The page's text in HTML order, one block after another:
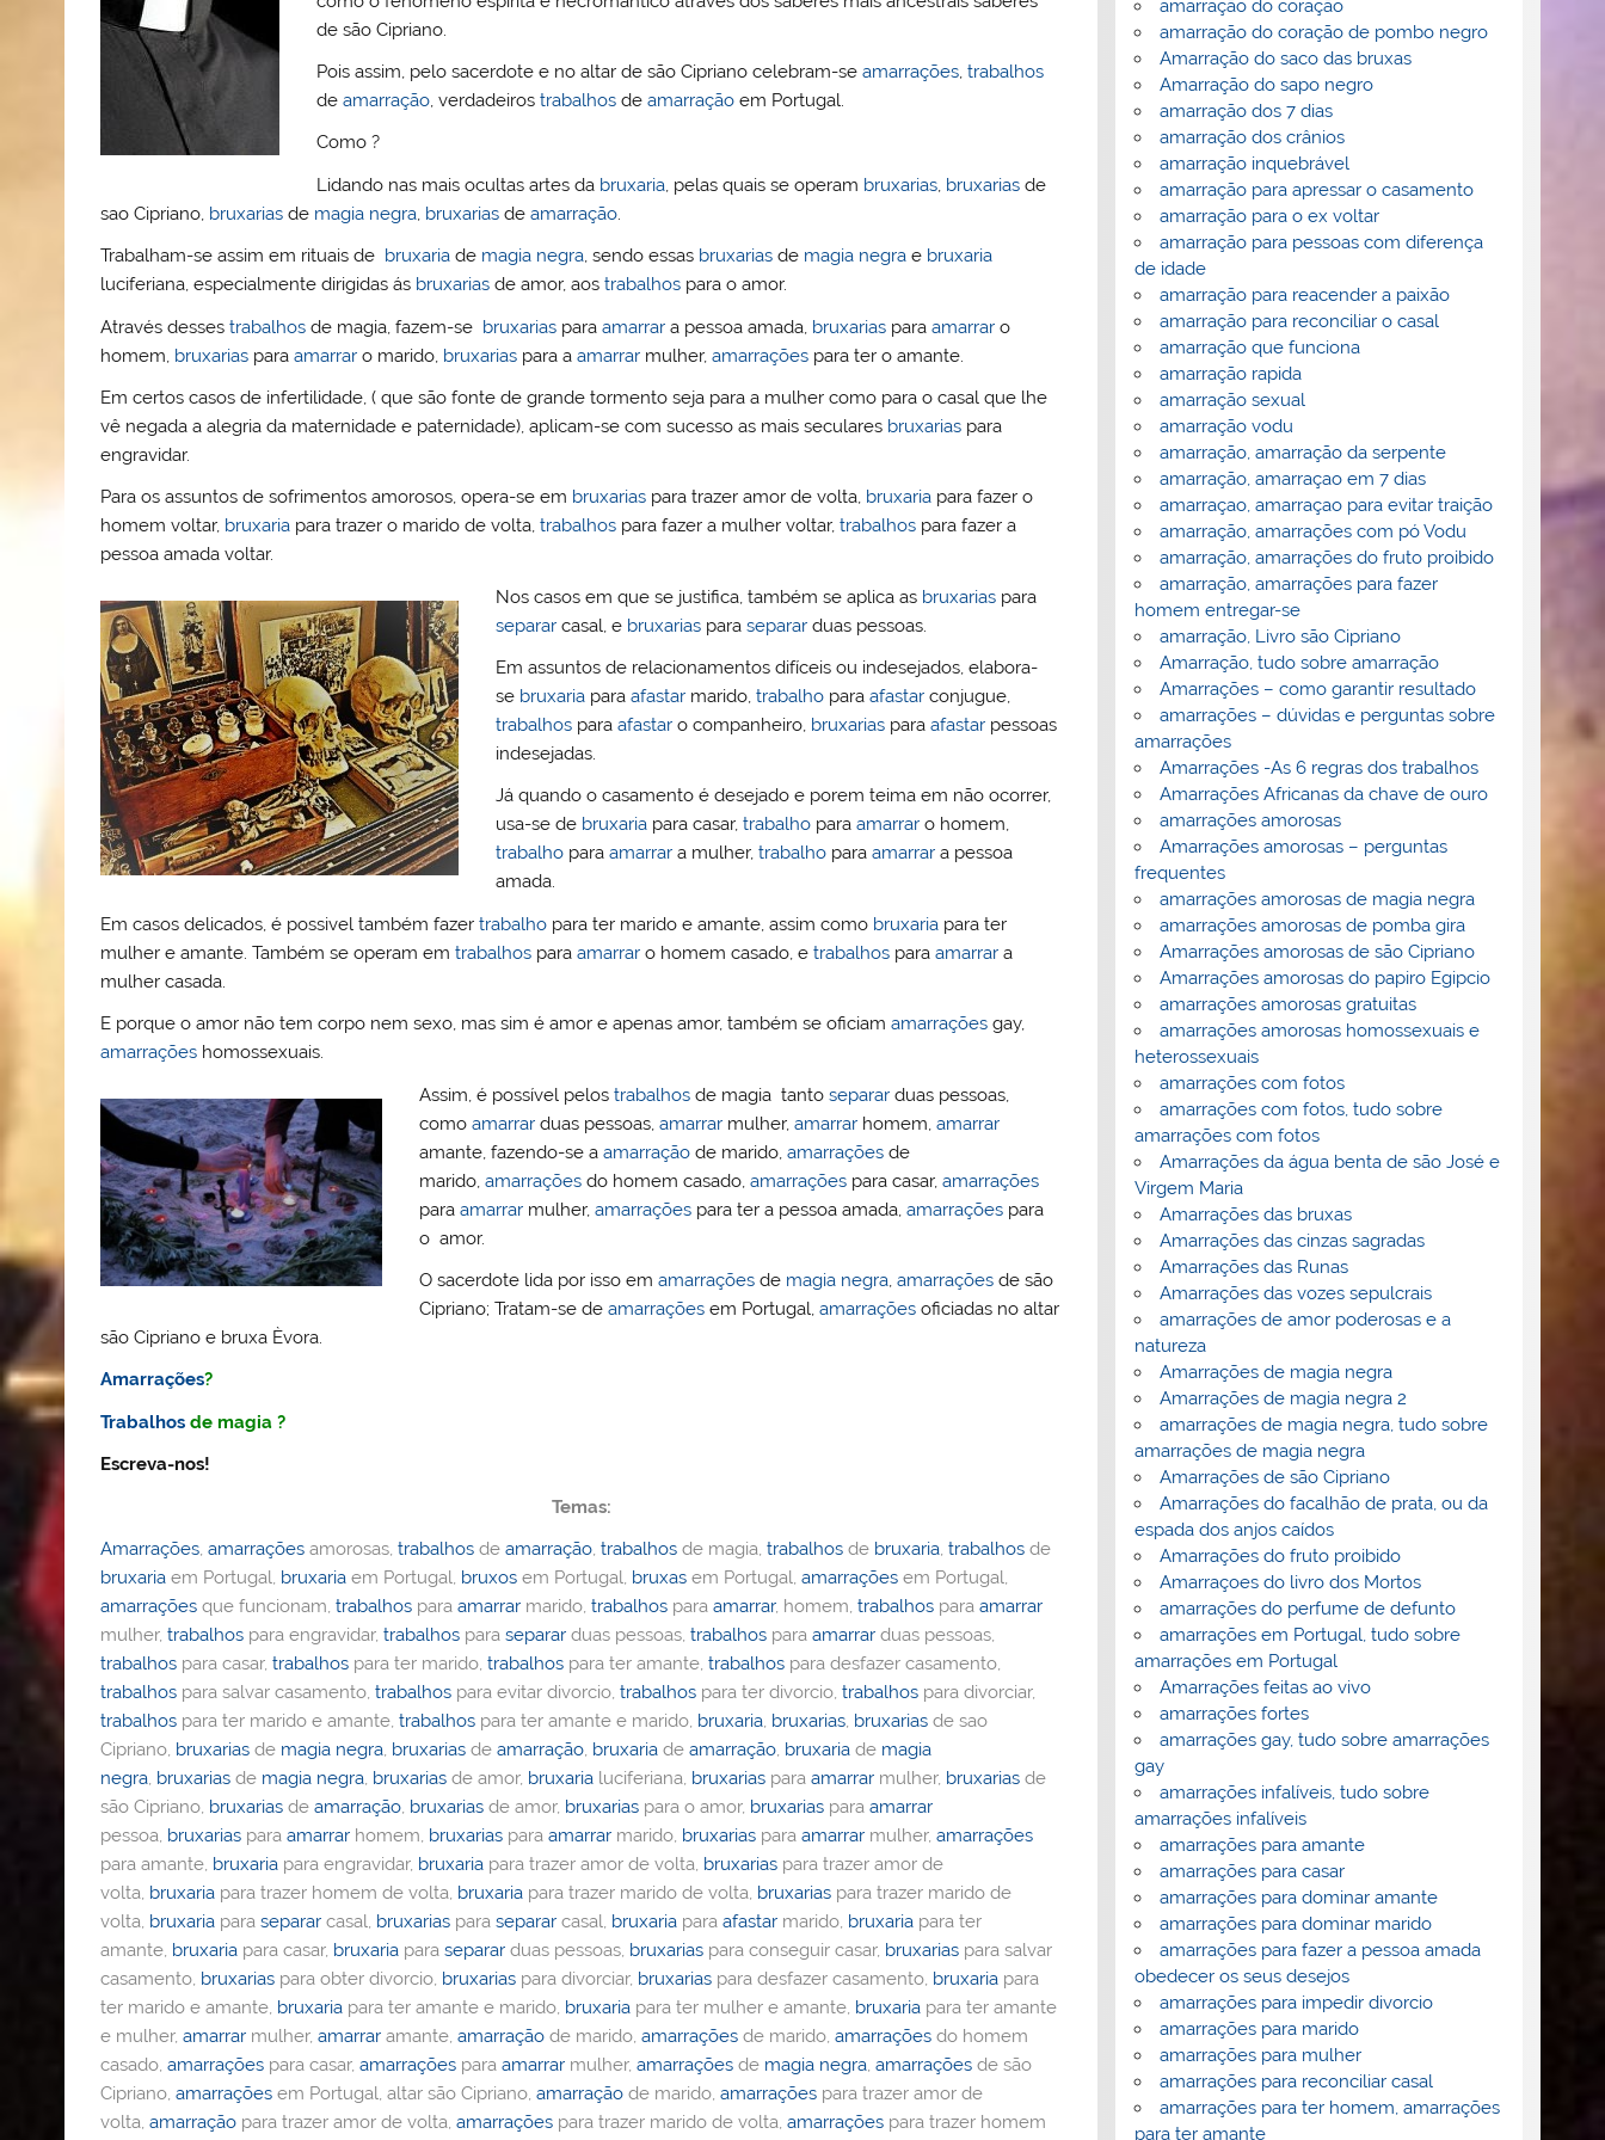
o
M
ai
st A
p
p
e
ss
k.
c
o
n
de são Cipriano.
Pois assim, pelo sacerdote e no altar de são Cipriano celebram-se amarrações, trabalhos
de amarração, verdadeiros trabalhosde amarraçãoem Portugal.
Como ?
Lidando nas mais ocultas artes da bruxaria, pelas quais se operam bruxarias, bruxariasde
sao Cipriano, bruxarias de magia negra, bruxarias deamarração.
Trabalham-se assim em rituais de bruxaria de magia negra, sendo essas bruxarias de magia negra e bruxaria
luciferiana, especialmente dirigidas ás bruxarias de amor, aostrabalhos para o amor.
Através dessestrabalhos de magia, fazem-se bruxarias paraamarrar a pessoa amada, bruxarias paraamarrar o
homem, bruxarias paraamarrar o marido, bruxarias para aamarrar mulher,amarrações para ter o amante.
Em certos casos de infertilidade, ( que são fonte de grande tormento seja para a mulher como para o casal que lhe
vê negada a alegria da maternidade e paternidade), aplicam-se com sucesso as mais seculares bruxarias para
engravidar.
Para os assuntos de sofrimentos amorosos, opera-se em bruxarias para trazer amor de volta, bruxaria para fazer o
homem voltar, bruxaria para trazer o marido de volta,trabalhos para fazer a mulher voltar,trabalhos para fazer a
pessoa amada voltar.
Nos casos em que se justifica, também se aplica as bruxariaspara
separarcasal, e bruxariaspara separarduas pessoas.
Em assuntos de relacionamentos difíceis ou indesejados, elabora-
se bruxariapara afastarmarido, trabalhopara afastarconjugue,
trabalhospara afastaro companheiro, bruxariaspara afastarpessoas
indesejadas.
Já quando o casamento é desejado e porem teima em não ocorrer,
usa-se de bruxariapara casar, trabalhopara amarraro homem,
trabalhopara amarrara mulher, trabalhopara amarrara pessoa
amada.
Em casos delicados, é possivel também fazertrabalho para ter marido e amante, assim como bruxaria para ter
mulher e amante. Também se operam emtrabalhos paraamarrar o homem casado, etrabalhos paraamarrar a
mulher casada.
E porque o amor não tem corpo nem sexo, mas sim é amor e apenas amor, também se oficiamamarrações gay,
amarrações homossexuais.
Assim, é possível pelos trabalhosde magia tanto separarduas pessoas,
como amarrarduas pessoas, amarrarmulher, amarrarhomem, amarrar
amante, fazendo-se a amarraçãode marido, amarraçõesde
marido, amarraçõesdo homem casado, amarraçõespara casar, amarrações
para amarrarmulher, amarraçõespara ter a pessoa amada, amarraçõespara
o amor.
O sacerdote lida por isso em amarraçõesde magia negra, amarraçõesde são
Cipriano; Tratam-se de amarraçõesem Portugal, amarraçõesoficiadas no altar
são Cipriano e bruxa Èvora.
Amarrações?
Trabalhos de magia ?
Escreva-nos!
Temas:
Amarrações,amarrações amorosas,trabalhos deamarração,trabalhos de magia,trabalhos de bruxaria,trabalhos de
bruxaria em Portugal, bruxaria em Portugal, bruxos em Portugal, bruxas em Portugal,amarrações em Portugal,
amarrações que funcionam,trabalhos paraamarrar marido,trabalhos paraamarrar, homem,trabalhos paraamarrar
mulher,trabalhos para engravidar,trabalhos paraseparar duas pessoas,trabalhos paraamarrar duas pessoas,
trabalhos para casar,trabalhos para ter marido,trabalhos para ter amante,trabalhos para desfazer casamento,
trabalhos para salvar casamento,trabalhos para evitar divorcio,trabalhos para ter divorcio,trabalhos para divorciar,
trabalhos para ter marido e amante,trabalhos para ter amante e marido, bruxaria, bruxarias, bruxarias de sao
Cipriano, bruxarias de magia negra, bruxarias deamarração, bruxaria deamarração, bruxaria de magia
negra, bruxarias de magia negra, bruxarias de amor, bruxaria luciferiana, bruxarias paraamarrar mulher, bruxarias de
são Cipriano, bruxarias deamarração, bruxarias de amor, bruxarias para o amor, bruxarias paraamarrar
pessoa, bruxarias paraamarrar homem, bruxarias paraamarrar marido, bruxarias paraamarrar mulher,amarrações
para amante, bruxaria para engravidar, bruxaria para trazer amor de volta, bruxarias para trazer amor de
volta, bruxaria para trazer homem de volta, bruxaria para trazer marido de volta, bruxarias para trazer marido de
volta, bruxaria paraseparar casal, bruxarias paraseparar casal, bruxaria paraafastar marido, bruxaria para ter
amante, bruxaria para casar, bruxaria paraseparar duas pessoas, bruxarias para conseguir casar, bruxarias para salvar
casamento, bruxarias para obter divorcio, bruxarias para divorciar, bruxarias para desfazer casamento, bruxaria para
ter marido e amante, bruxaria para ter amante e marido, bruxaria para ter mulher e amante, bruxaria para ter amante
e mulher,amarrar mulher,amarrar amante,amarração de marido,amarrações de marido,amarrações do homem
casado,amarrações para casar,amarrações paraamarrar mulher,amarrações de magia negra,amarrações de são
Cipriano,amarrações em Portugal, altar são Cipriano,amarração de marido,amarrações para trazer amor de
volta,amarração para trazer amor de volta,amarrações para trazer marido de volta,amarrações para trazer homem
amarração do coração
amarração do coração de pombo negro
Amarração do saco das bruxas
Amarração do sapo negro
amarração dos 7 dias
amarração dos crânios
amarração inquebrável
amarração para apressar o casamento
amarração para o ex voltar
amarração para pessoas com diferença
de idade
amarração para reacender a paixão
amarração para reconciliar o casal
amarração que funciona
amarração rapida
amarração sexual
amarração vodu
amarração, amarração da serpente
amarração, amarraçao em 7 dias
amarraçao, amarraçao para evitar traição
amarração, amarrações com pó Vodu
amarração, amarrações do fruto proibido
amarração, amarrações para fazer
homem entregar-se
amarração, Livro são Cipriano
Amarração, tudo sobre amarração
Amarrações – como garantir resultado
amarrações – dúvidas e perguntas sobre
amarrações
Amarrações -As 6 regras dos trabalhos
Amarrações Africanas da chave de ouro
amarrações amorosas
Amarrações amorosas – perguntas
frequentes
amarrações amorosas de magia negra
amarrações amorosas de pomba gira
Amarrações amorosas de são Cipriano
Amarrações amorosas do papiro Egipcio
amarrações amorosas gratuitas
amarrações amorosas homossexuais e
heterossexuais
amarrações com fotos
amarrações com fotos, tudo sobre
amarrações com fotos
Amarrações da água benta de são José e
Virgem Maria
Amarrações das bruxas
Amarrações das cinzas sagradas
Amarrações das Runas
Amarrações das vozes sepulcrais
amarrações de amor poderosas e a
natureza
Amarrações de magia negra
Amarrações de magia negra 2
amarrações de magia negra, tudo sobre
amarrações de magia negra
Amarrações de são Cipriano
Amarrações do facalhão de prata, ou da
espada dos anjos caídos
Amarrações do fruto proibido
Amarraçoes do livro dos Mortos
amarrações do perfume de defunto
amarrações em Portugal, tudo sobre
amarrações em Portugal
Amarrações feitas ao vivo
amarrações fortes
amarrações gay, tudo sobre amarrações
gay
amarrações infalíveis, tudo sobre
amarrações infalíveis
amarrações para amante
amarrações para casar
amarrações para dominar amante
amarrações para dominar marido
amarrações para fazer a pessoa amada
obedecer os seus desejos
amarrações para impedir divorcio
amarrações para marido
amarrações para mulher
amarrações para reconciliar casal
amarrações para ter homem, amarrações
para ter amante